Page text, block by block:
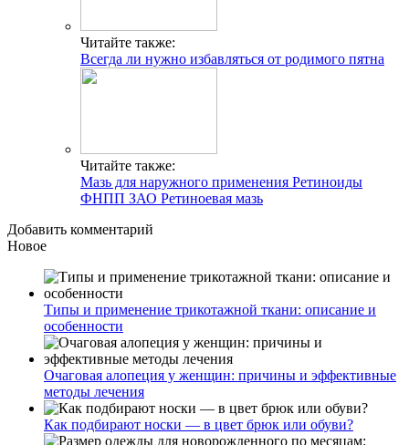
Читайте также:
Всегда ли нужно избавляться от родимого пятна
Читайте также:
Мазь для наружного применения Ретиноиды
ФНПП ЗАО Ретиноевая мазь
Добавить комментарий
Новое
Типы и применение трикотажной ткани: описание и
особенности
Очаговая алопеция у женщин: причины и эффективные
методы лечения
Как подбирают носки — в цвет брюк или обуви?